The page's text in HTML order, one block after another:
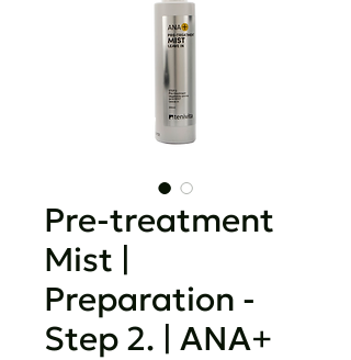
Pre-treatment
Mist |
Preparation -
Step 2. | ANA+